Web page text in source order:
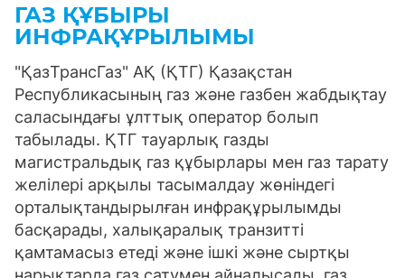
ГАЗ ҚҰБЫРЫ
ИНФРАҚҰРЫЛЫМЫ
"ҚазТрансГаз" АҚ (ҚТГ) Қазақстан
Республикасының газ және газбен жабдықтау
саласындағы ұлттық оператор болып
табылады. ҚТГ тауарлық газды
магистральдық газ құбырлары мен газ тарату
желілері арқылы тасымалдау жөніндегі
орталықтандырылған инфрақұрылымды
басқарады, халықаралық транзитті
қамтамасыз етеді және ішкі және сыртқы